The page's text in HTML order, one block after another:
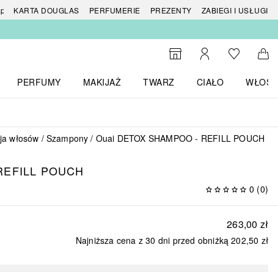
KARTA DOUGLAS PERFUMERIE PREZENTY
ZABIEGI I USŁUGI
Do wyszukiwarki
Moje kontoDo listyDo
PERFUMY
MAKIJAŻ
TWARZ
CIAŁO
WŁOSY
włosów Szampony Ouai DETOX SHAMPOO - REFILL POUCH
POUCH
0 (0)
263,00 zł
Najniższa cena z 30 dni przed obniżką 202,50 zł